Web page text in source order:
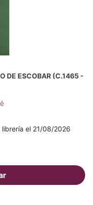
DE ESCOBAR (C.1465 -
librería el 21/08/2026